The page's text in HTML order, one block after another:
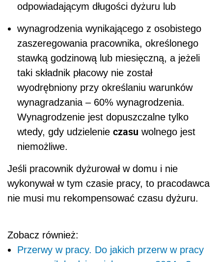
odpowiadającym długości dyżuru lub
wynagrodzenia wynikającego z osobistego
zaszeregowania pracownika, określonego
stawką godzinową lub miesięczną, a jeżeli
taki składnik płacowy nie został
wyodrębniony przy określaniu warunków
wynagradzania – 60% wynagrodzenia.
Wynagrodzenie jest dopuszczalne tylko
wtedy, gdy udzielenie czasu wolnego jest
niemożliwe.
Jeśli pracownik dyżurował w domu i nie
wykonywał w tym czasie pracy, to pracodawca
nie musi mu rekompensować czasu dyżuru.
Zobacz również:
Przerwy w pracy. Do jakich przerw w pracy